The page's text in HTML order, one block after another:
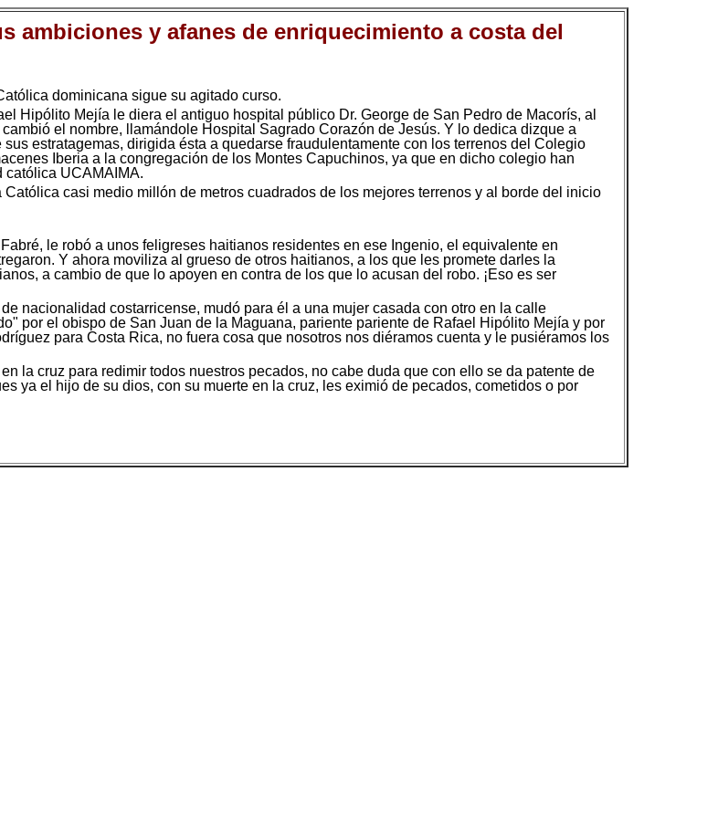
ambiciones y afanes de enriquecimiento a costa del
dominicana sigue su agitado curso.
Hipólito Mejía le diera el antiguo hospital público Dr. George de San Pedro de Macorís, al
el nombre, llamándole Hospital Sagrado Corazón de Jesús. Y lo dedica dizque a
estratagemas, dirigida ésta a quedarse fraudulentamente con los terrenos del Colegio
Iberia a la congregación de los Montes Capuchinos, ya que en dicho colegio han
católica UCAMAIMA.
casi medio millón de metros cuadrados de los mejores terrenos y al borde del inicio
le robó a unos feligreses haitianos residentes en ese Ingenio, el equivalente en
Y ahora moviliza al grueso de otros haitianos, a los que les promete darles la
a cambio de que lo apoyen en contra de los que lo acusan del robo. ¡Eso es ser
nacionalidad costarricense, mudó para él a una mujer casada con otro en la calle
por el obispo de San Juan de la Maguana, pariente pariente de Rafael Hipólito Mejía y por
para Costa Rica, no fuera cosa que nosotros nos diéramos cuenta y le pusiéramos los
la cruz para redimir todos nuestros pecados, no cabe duda que con ello se da patente de
ya el hijo de su dios, con su muerte en la cruz, les eximió de pecados, cometidos o por